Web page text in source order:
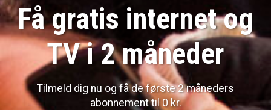
Få gratis internet og
TV i 2 måneder
Tilmeld dig nu og få de første 2 måneders
abonnement til 0 kr.